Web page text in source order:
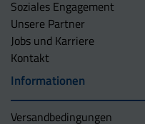
Soziales Engagement
Unsere Partner
Jobs und Karriere
Kontakt
Informationen
Versandbedingungen